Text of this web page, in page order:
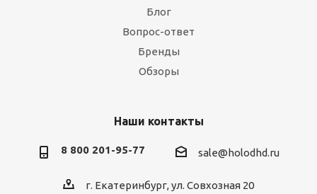
Блог
Вопрос-ответ
Бренды
Обзоры
Наши контакты
8 800 201-95-77 sale@holodhd.ru
г. Екатеринбург, ул. Совхозная 20